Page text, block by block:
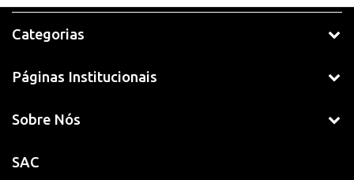
Categorias
Páginas Institucionais
Sobre Nós
SAC